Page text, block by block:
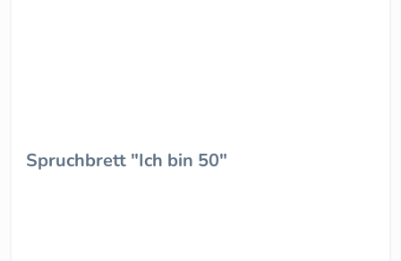
Spruchbrett "Ich bin 50"